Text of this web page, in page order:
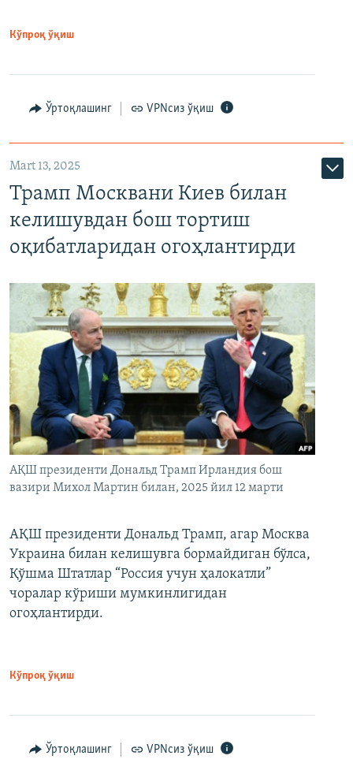
Кўпроқ ўқиш
Ўртоқлашинг VPNсиз ўқиш
Mart 13, 2025
Трамп Москвани Киев билан
келишувдан бош тортиш
оқибатларидан огоҳлантирди
АҚШ президенти Дональд Трамп Ирландия бош
вазири Михол Мартин билан, 2025 йил 12 марти
АҚШ президенти Дональд Трамп, агар Москва
Украина билан келишувга бормайдиган бўлса,
Қўшма Штатлар “Россия учун ҳалокатли”
чоралар кўриши мумкинлигидан
огоҳлантирди.
Кўпроқ ўқиш
Ўртоқлашинг VPNсиз ўқиш